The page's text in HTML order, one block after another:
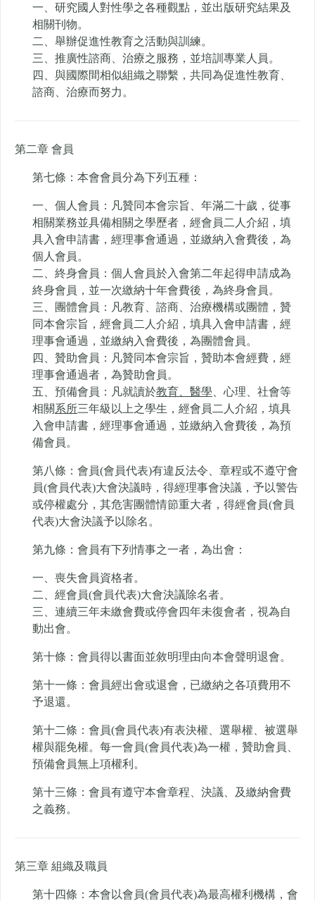
一、研究國人對性學之各種觀點，並出版研究結果及
相關刊物。
二、舉辦促進性教育之活動與訓練。
三、推廣性諮商、治療之服務，並培訓專業人員。
四、與國際間相似組織之聯繫，共同為促進性教育、
諮商、治療而努力。
第二章 會員
第七條：本會會員分為下列五種：
一、個人會員：凡贊同本會宗旨、年滿二十歲，從事
相關業務並具備相關之學歷者，經會員二人介紹，填
具入會申請書，經理事會通過，並繳納入會費後，為
個人會員。
二、終身會員：個人會員於入會第二年起得申請成為
終身會員，並一次繳納十年會費後，為終身會員。
三、團體會員：凡教育、諮商、治療機構或團體，贊
同本會宗旨，經會員二人介紹，填具入會申請書，經
理事會通過，並繳納入會費後，為團體會員。
四、贊助會員：凡贊同本會宗旨，贊助本會經費，經
理事會通過者，為贊助會員。
五、預備會員：凡就讀於教育、醫學 、心理、社會等
相關系所三年級以上之學生，經會員二人介紹，填具
入會申請書，經理事會通過，並繳納入會費後，為預
備會員。
第八條：會員(會員代表)有違反法令、章程或不遵守會
員(會員代表)大會決議時，得經理事會決議，予以警告
或停權處分，其危害團體情節重大者，得經會員(會員
代表)大會決議予以除名。
第九條：會員有下列情事之一者，為出會：
一、喪失會員資格者。
二、經會員(會員代表)大會決議除名者。
三、連續三年未繳會費或停會四年未復會者，視為自
動出會。
第十條：會員得以書面並敘明理由向本會聲明退會。
第十一條：會員經出會或退會，已繳納之各項費用不
予退還。
第十二條：會員(會員代表)有表決權、選舉權、被選舉
權與罷免權。每一會員(會員代表)為一權，贊助會員、
預備會員無上項權利。
第十三條：會員有遵守本會章程、決議、及繳納會費
之義務。
第三章 組織及職員
第十四條：本會以會員(會員代表)為最高權利機構，會